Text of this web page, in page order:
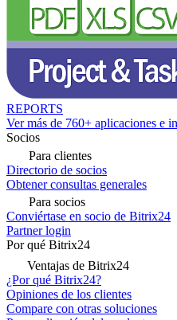
REPORTS
Ver más de 760+ aplicaciones e
Socios
Para clientes
Directorio de socios
Obtener consultas generales
Para socios
Conviértase en socio de Bitrix24
Partner login
Por qué Bitrix24
Ventajas de Bitrix24
¿Por qué Bitrix24?
Opiniones de los clientes
Compare con otras soluciones